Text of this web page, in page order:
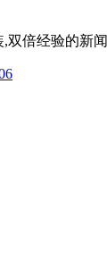
,双倍经验的新闻